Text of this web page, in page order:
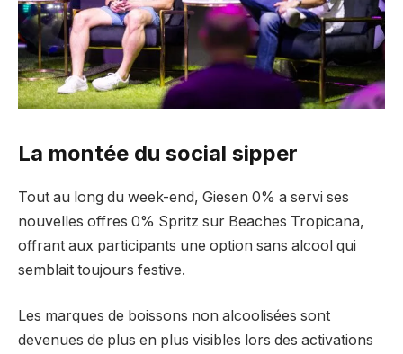
La montée du social sipper
Tout au long du week-end, Giesen 0% a servi ses
nouvelles offres 0% Spritz sur Beaches Tropicana,
offrant aux participants une option sans alcool qui
semblait toujours festive.
Les marques de boissons non alcoolisées sont
devenues de plus en plus visibles lors des activations